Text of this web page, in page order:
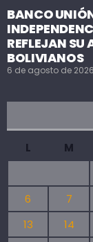
BANCO
REFLEJAN
BOLIVIANOS
6 de agosto de 2026
L M
6
7
13
14